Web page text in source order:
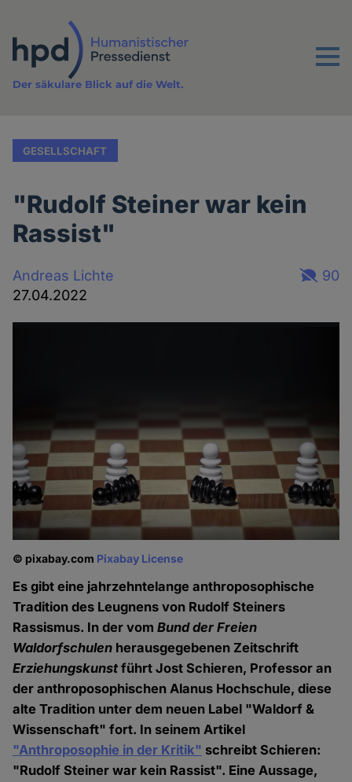
Inhalt
Menu
Der säkulare Blick auf die Welt.
GESELLSCHAFT
"Rudolf Steiner war kein
Rassist"
Andreas Lichte
27.04.2022
90
© pixabay.com Pixabay License
Es gibt eine jahrzehntelange anthroposophische
Tradition des Leugnens von Rudolf Steiners
Rassismus. In der vomBund der Freien
Waldorfschulen herausgegebenen Zeitschrift
Erziehungskunst führt Jost Schieren, Professor an
der anthroposophischen Alanus Hochschule, diese
alte Tradition unter dem neuen Label "Waldorf &
Wissenschaft" fort. In seinem Artikel
"Anthroposophie in der Kritik" schreibt Schieren:
"Rudolf Steiner war kein Rassist". Eine Aussage,